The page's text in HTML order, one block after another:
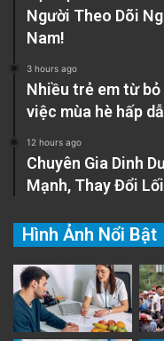
Người Theo Dõi
Nam!
3 hours ago
Nhiều trẻ em từ
việc mùa hè hấp
12 hours ago
Chuyên Gia Dinh
Mạnh, Thay Đổi
Hình Ảnh Nổi Bật